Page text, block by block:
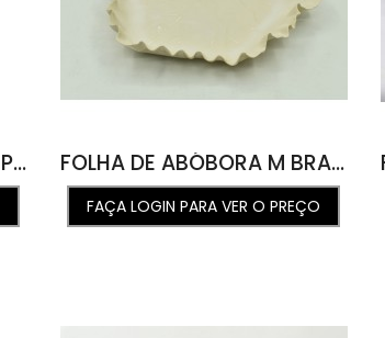
FOLHA COSTELA DE ADÃO P VERDE ORLANDO NEW 23L X 33C X 6A FOLHA DE ABÓBORA M BRANCO SIG 41L X 39C X 5A
FAÇA LOGIN PARA VER O PREÇO